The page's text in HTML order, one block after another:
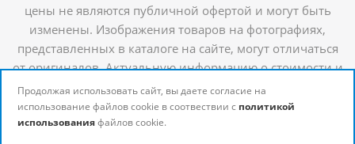
цены не являются публичной офертой и могут быть
изменены. Изображения товаров на фотографиях,
представленных в каталоге на сайте, могут отличаться
от оригиналов. Актуальную информацию о стоимости и
наличии товаров можно получить у наших
менеджеров
Продолжая использовать сайт, вы даете согласие на
использование файлов cookie в соотвествии с политикой
использованияфайлов cookie.